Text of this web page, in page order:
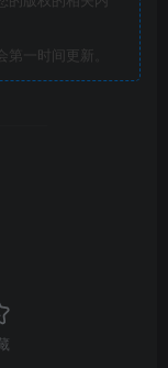
一时间更新。